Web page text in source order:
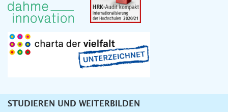
Unternavigation
STUDIEREN UND WEITERBILDEN